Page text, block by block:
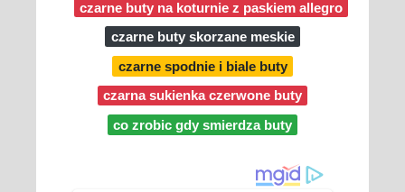
czarne buty na koturnie z paskiem allegro
czarne buty skorzane meskie
czarne spodnie i biale buty
czarna sukienka czerwone buty
co zrobic gdy smierdza buty